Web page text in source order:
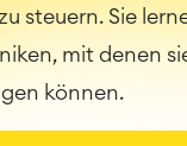
steuern. Sie
mit denen
können.